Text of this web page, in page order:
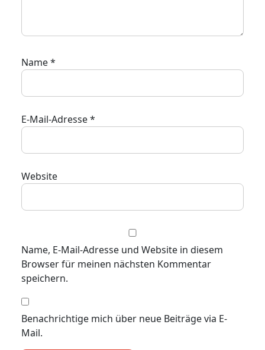
Name*
E-Mail-Adresse*
Website
Name, E-Mail-Adresse und Website in diesem
Browser für meinen nächsten Kommentar
speichern.
Benachrichtige mich über neue Beiträge via E-
Mail.